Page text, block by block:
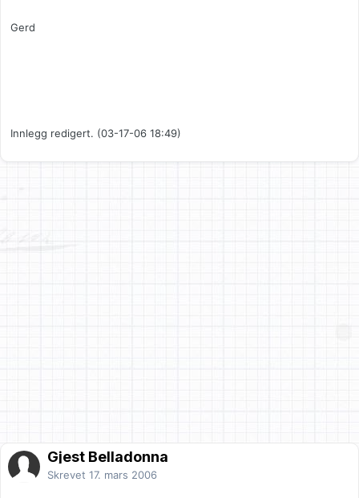
Gerd
Innlegg redigert. (03-17-06 18:49)
Gjest Belladonna
Skrevet 17. mars 2006